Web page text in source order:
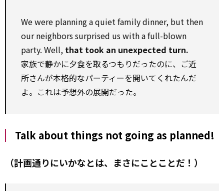
We were planning a quiet family dinner, but then
our neighbors surprised us with a full-blown
party. Well, that took an unexpected turn.
家族で静かに夕食を取るつもりだったのに、ご近
所さんが本格的なパーティーを開いてくれたんだ
よ。これは予想外の展開だった。
Talk about things not going as planned!
（計画通りにいかなとは、まさにことことだ！）